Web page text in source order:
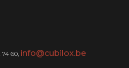
74 60, info@cubilox.be